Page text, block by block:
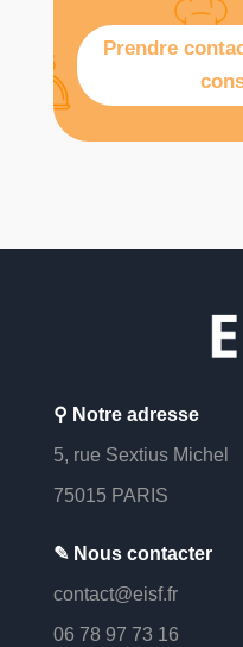
Prendre
⚲ Notre adresse
5, rue Sextius Michel
75015 PARIS
✎ Nous contacter
contact@eisf.fr
06 78 97 73 16